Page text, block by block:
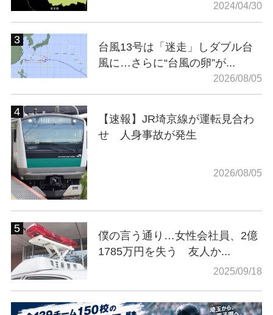
2024/04/30
台風13号は「迷走」しダブル台
風に…さらに“台風の卵”が...
2026/08/05
【速報】JR埼京線が運転見合わ
せ 人身事故が発生
2026/08/05
僕の言う通り…女性会社員、2億
1785万円を失う 友人か...
2025/09/18